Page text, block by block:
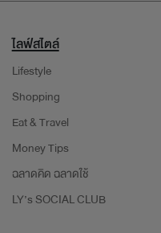
ไลฟ์สไตล์
Lifestyle
Shopping
Eat & Travel
Money Tips
ฉลาดคิด ฉลาดใช้
LY’s SOCIAL CLUB